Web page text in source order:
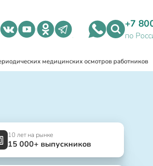
+7
по
медицинских осмотров работников
10 лет на рынке
15 000+ выпускников